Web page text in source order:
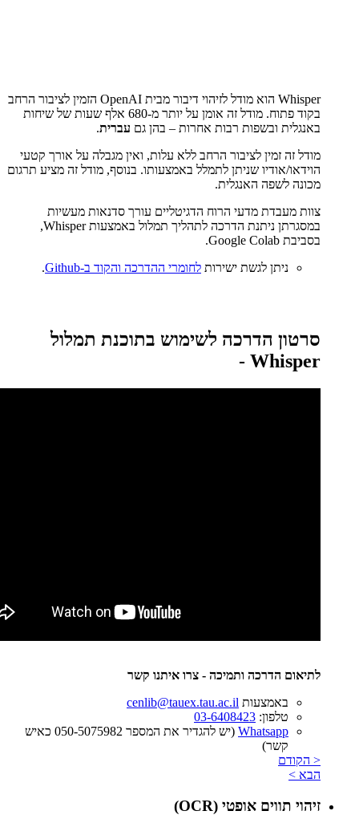
Whisper הוא מודל לזיהוי דיבור מבית OpenAI הזמין לציבור הרחב
בקוד פתוח. מודל זה אומן על יותר מ-680 אלף שעות של שיחות
באנגלית ובשפות רבות אחרות – בהן גם עברית.
מודל זה זמין לציבור הרחב ללא עלות, ואין מגבלה על אורך קטעי
הוידאו/אודיו שניתן לתמלל באמצעותו. בנוסף, מודל זה מציע תרגום
מכונה לשפה האנגלית.
צוות מעבדת מדעי הרוח הדגיטליים עורך סדנאות מעשיות
במסגרתן ניתנת הדרכה לתהליך תמלול באמצעות Whisper,
בסביבת Google Colab.
ניתן לגשת ישירות לחומרי ההדרכה והקוד ב-Github .
סרטון הדרכה לשימוש בתוכנת תמלול
Whisper -
לתיאום הדרכה ותמיכה - צרו איתנו קשר
באמצעות cenlib@tauex.tau.ac.il
טלפון: 03-6408423
Whatsapp
(יש להגדיר את המספר 050-5075982 כאיש
קשר)
< הקודם
הבא >
זיהוי תווים אופטי (OCR)